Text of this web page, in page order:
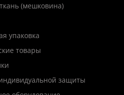
(мешковина)
упаковка
товары
защиты